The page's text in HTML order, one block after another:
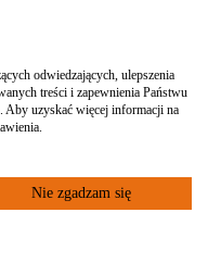
3
odwiedzających, ulepszenia
treści i zapewnienia Państwu
Aby uzyskać więcej informacji na
Nie zgadzam się